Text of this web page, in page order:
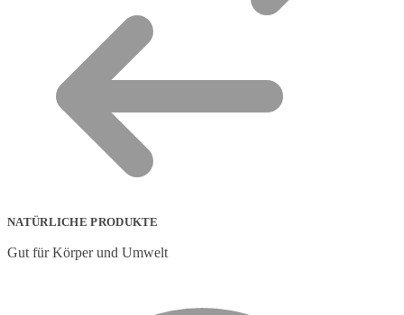
NATÜRLICHE PRODUKTE
Gut für Körper und Umwelt